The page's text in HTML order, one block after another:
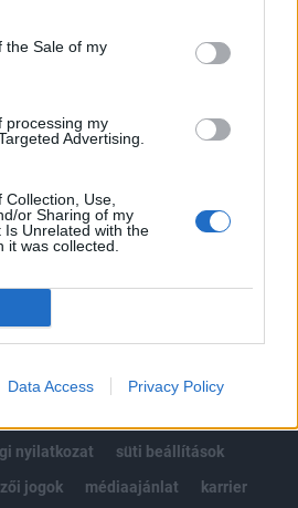
the Sale of my
processing my
Advertising.
Use,
or Sharing of my
Is Unrelated with the
it was collected.
Data Access Privacy Policy
cikkarchívum
2 év napon belüli
BEJELENTKEZÉS
nyilatkozat
süti beállítások
jogok médiaajánlat karrier